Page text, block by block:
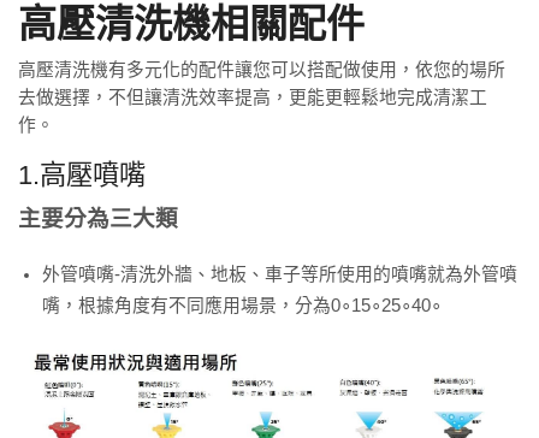
高壓清洗機相關配件
高壓清洗機有多元化的配件讓您可以搭配做使用，依您的場所
去做選擇，不但讓清洗效率提高，更能更輕鬆地完成清潔工
作。
1.高壓噴嘴
主要分為三大類
外管噴嘴-清洗外牆、地板、車子等所使用的噴嘴就為外管噴
嘴，根據角度有不同應用場景，分為0∘15∘25∘40∘